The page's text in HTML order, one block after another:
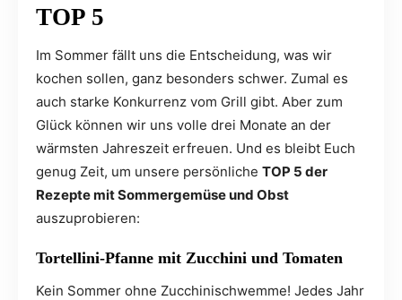
TOP 5
Im Sommer fällt uns die Entscheidung, was wir
kochen sollen, ganz besonders schwer. Zumal es
auch starke Konkurrenz vom Grill gibt. Aber zum
Glück können wir uns volle drei Monate an der
wärmsten Jahreszeit erfreuen. Und es bleibt Euch
genug Zeit, um unsere persönliche TOP 5 der
Rezepte mit Sommergemüse und Obst
auszuprobieren:
Tortellini-Pfanne mit Zucchini und Tomaten
Kein Sommer ohne Zucchinischwemme! Jedes Jahr